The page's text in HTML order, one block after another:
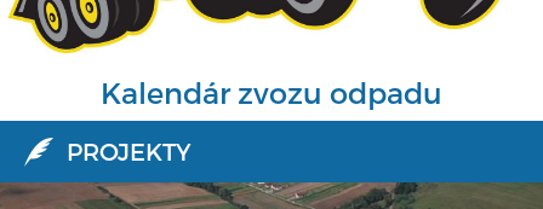
Kalendár zvozu odpadu
PROJEKTY